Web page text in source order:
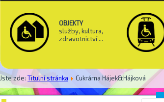
OBJEKTY
služby, kultura,
zdravotnictví ...
Jste zde: Titulní stránka Cukrárna Hájek&Hájková